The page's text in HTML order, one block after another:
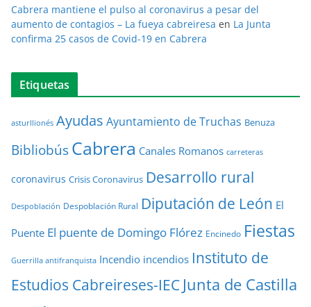
Cabrera mantiene el pulso al coronavirus a pesar del
aumento de contagios – La fueya cabreiresa en La Junta
confirma 25 casos de Covid-19 en Cabrera
Etiquetas
asturllionés Ayudas Ayuntamiento de Truchas Benuza
BibliobúsCabrera Canales Romanos carreteras
coronavirus Crisis Coronavirus Desarrollo rural
Despoblación Despoblación Rural Diputación de León El
Puente El puente de Domingo Flórez Encinedo Fiestas
Guerrilla antifranquista Incendio incendios Instituto de
Estudios Cabreireses-IEC Junta de Castilla